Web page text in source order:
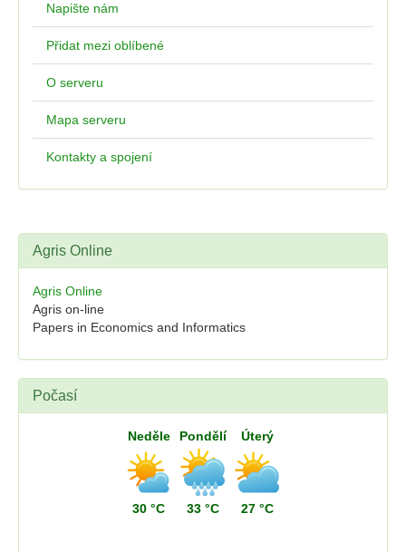
Napište nám
Přidat mezi oblíbené
O serveru
Mapa serveru
Kontakty a spojení
Agris Online
Agris Online
Agris on-line
Papers in Economics and Informatics
Počasí
Neděle
30 °C
Pondělí
33 °C
Úterý
27 °C